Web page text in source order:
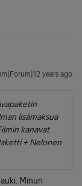
years ago
lisämaksua
kanavat
+ Nelonen
Minun